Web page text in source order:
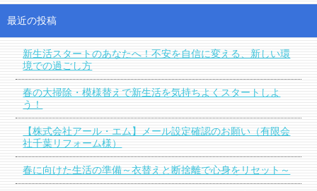
最近の投稿
新生活スタートのあなたへ！不安を自信に変える、新しい環
境での過ごし方
春の大掃除・模様替えで新生活を気持ちよくスタートしよ
う！
【株式会社アール・エム】メール設定確認のお願い（有限会
社千葉リフォーム様）
春に向けた生活の準備～衣替えと断捨離で心身をリセット～